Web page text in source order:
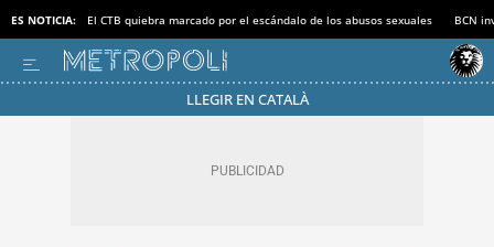
ES NOTICIA: El CTB quiebra marcado por el escándalo de los abusos sexuales BCN
LLEGIR EN CATALÀ